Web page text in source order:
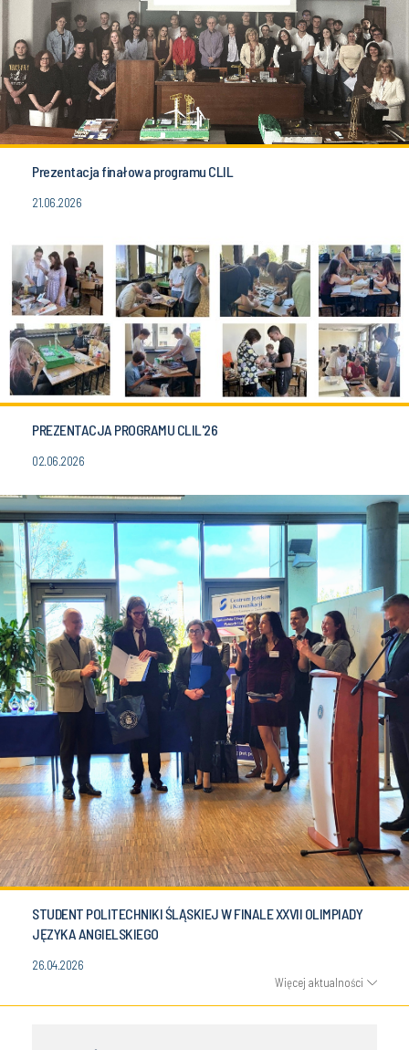
Prezentacja finałowa programu CLIL
21.06.2026
PREZENTACJA PROGRAMU CLIL'26
02.06.2026
STUDENT POLITECHNIKI ŚLĄSKIEJ W FINALE XXVII OLIMPIADY
JĘZYKA ANGIELSKIEGO
26.04.2026
Więcej aktualności